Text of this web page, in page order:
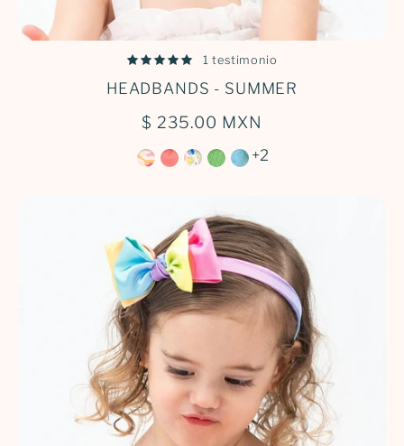
1 testimonio
HEADBANDS - SUMMER
$ 235.00 MXN
+2